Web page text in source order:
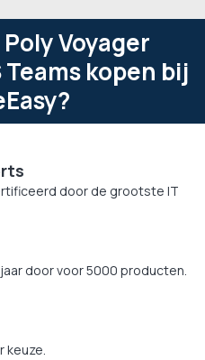
Voyager
kopen bij
door de grootste IT
door voor 5000 producten.
keuze.